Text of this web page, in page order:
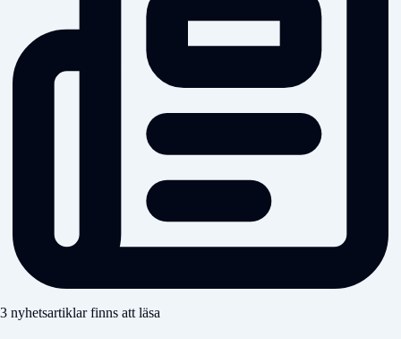
3 nyhetsartiklar finns att läsa